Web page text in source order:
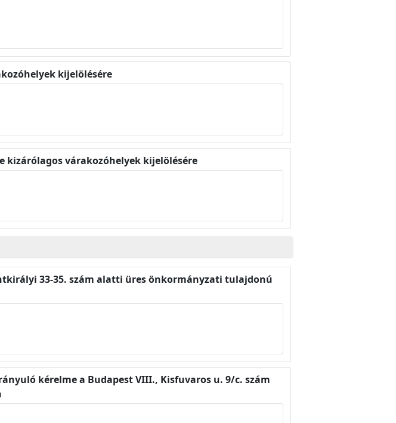
kijelölésére
kizárólagos várakozóhelyek kijelölésére
33-35. szám alatti üres önkormányzati tulajdonú
kérelme a Budapest VIII., Kisfuvaros u. 9/c. szám